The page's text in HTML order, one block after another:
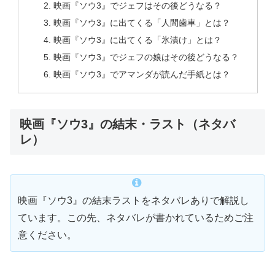
映画『ソウ3』でジェフはその後どうなる？
映画『ソウ3』に出てくる「人間歯車」とは？
映画『ソウ3』に出てくる「氷漬け」とは？
映画『ソウ3』でジェフの娘はその後どうなる？
映画『ソウ3』でアマンダが読んだ手紙とは？
映画『ソウ3』の結末・ラスト（ネタバ
レ）
映画『ソウ3』の結末ラストをネタバレありで解説し
ています。この先、ネタバレが書かれているためご注
意ください。